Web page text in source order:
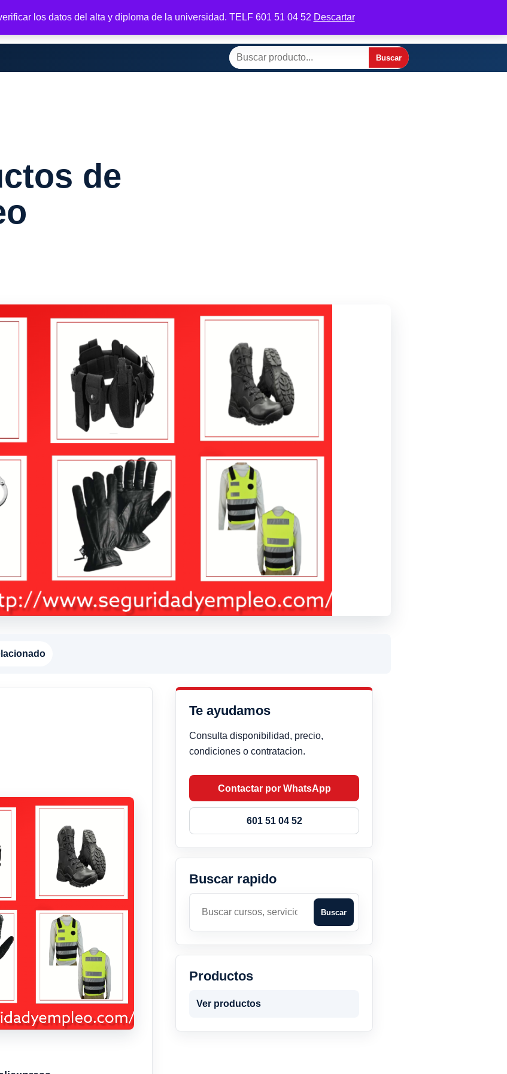
los datos del alta y diploma de la universidad. TELF 601 51 04 52 Descartar
Tienda Registrar Tu membresía Salir Bienvenido Modifica tu perfil Contactar por WhatsApp
Buscar
Buscar
de
Te ayudamos
Consulta disponibilidad, precio,
condiciones o contratacion.
Contactar por WhatsApp
601 51 04 52
Buscar rapido
Buscar
Productos
Ver productos